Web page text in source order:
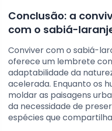
Conclusão: a
com o sabiá-
Conviver com o sabiá-
oferece um lembrete
adaptabilidade da
acelerada. Enquanto os
moldar as paisagens
da necessidade de
espécies que